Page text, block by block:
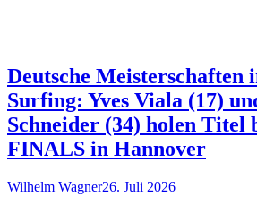
Deutsche Meisterschaften
Surfing: Yves Viala (17)
Schneider (34) holen Titel
FINALS in Hannover
Wilhelm Wagner26. Juli 2026